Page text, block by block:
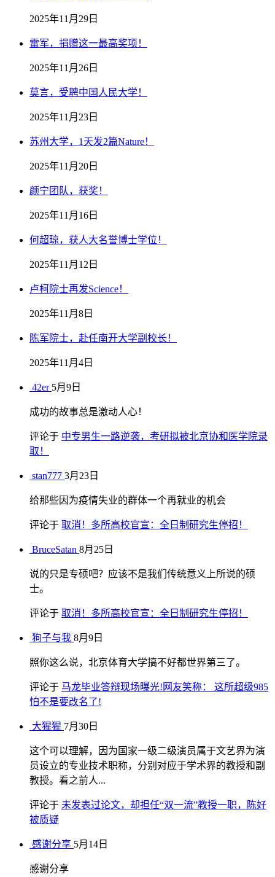
2025年11月29日
雷军，捐赠这一最高奖项！
2025年11月26日
莫言，受聘中国人民大学！
2025年11月23日
苏州大学，1天发2篇Nature！
2025年11月20日
颜宁团队，获奖！
2025年11月16日
何超琼，获人大名誉博士学位！
2025年11月12日
卢柯院士再发Science！
2025年11月8日
陈军院士，赴任南开大学副校长！
2025年11月4日
42er 5月9日
成功的故事总是激动人心！
评论于 中专男生一路逆袭，考研拟被北京协和医学院录
取！
stan777 3月23日
给那些因为疫情失业的群体一个再就业的机会
评论于 取消！多所高校官宣：全日制研究生停招！
BruceSatan 8月25日
说的只是专硕吧？应该不是我们传统意义上所说的硕
士。
评论于 取消！多所高校官宣：全日制研究生停招！
狗子与我 8月9日
照你这么说，北京体育大学搞不好都世界第三了。
评论于 马龙毕业答辩现场曝光!网友笑称： 这所超级985
怕不是要改名了!
大猩猩 7月30日
这个可以理解，因为国家一级二级演员属于文艺界为演
员设立的专业技术职称，分别对应于学术界的教授和副
教授。看之前人...
评论于 未发表过论文，却担任“双一流”教授一职，陈好
被质疑
感谢分享 5月14日
感谢分享